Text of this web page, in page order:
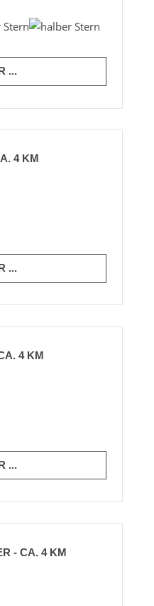
...
4 KM
...
4 KM
...
- CA. 4 KM